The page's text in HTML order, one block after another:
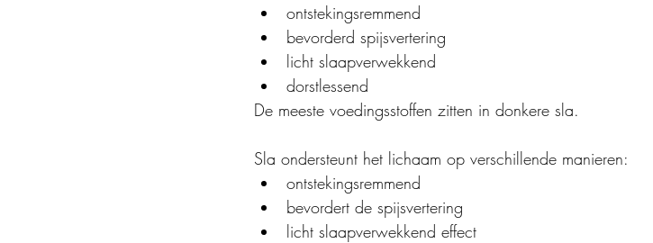
ontstekingsremmend
bevorderd spijsvertering
licht slaapverwekkend
dorstlessend
De meeste voedingsstoffen zitten in donkere sla.
Sla ondersteunt het lichaam op verschillende manieren:
ontstekingsremmend
bevordert de spijsvertering
licht slaapverwekkend effect